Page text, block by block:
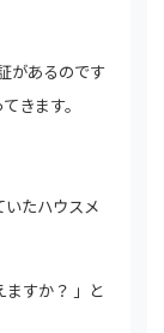
があるのです
きます。
たハウスメ
ますか？ 」と